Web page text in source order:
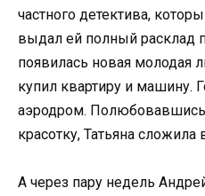
частного детектива,
выдал ей полный расклад
появилась новая молодая
купил квартиру и машину.
аэродром.
красотку, Татьяна сложила
А через пару недель